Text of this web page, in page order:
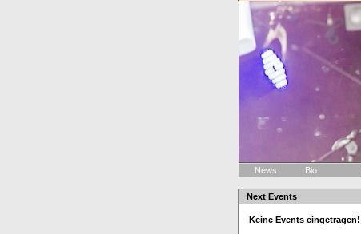
News Bio
Next Events
Keine Events eingetragen!